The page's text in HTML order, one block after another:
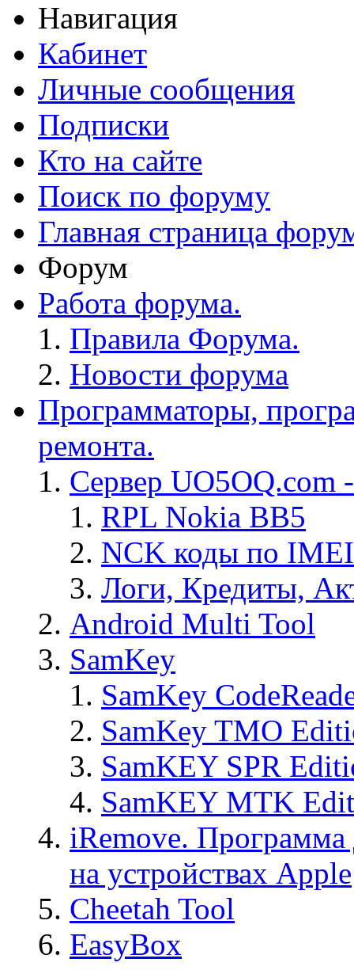
Навигация
Кабинет
Личные сообщения
Подписки
Кто на сайте
Поиск по форуму
Главная страница
Форум
Работа форума.
Правила Форума.
Новости форума
Программаторы,
ремонта.
Сервер
RPL Nokia BB5
NCK коды по IMEI
Логи, Кредиты,
Android Multi Tool
SamKey
SamKey
SamKey TMO
SamKEY SPR
SamKEY MTK
iRemove. Программа
на устройствах Apple
Cheetah Tool
EasyBox